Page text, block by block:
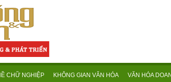
CHỮ NGHIỆP KHÔNG GIAN VĂN HÓA VĂN HÓA